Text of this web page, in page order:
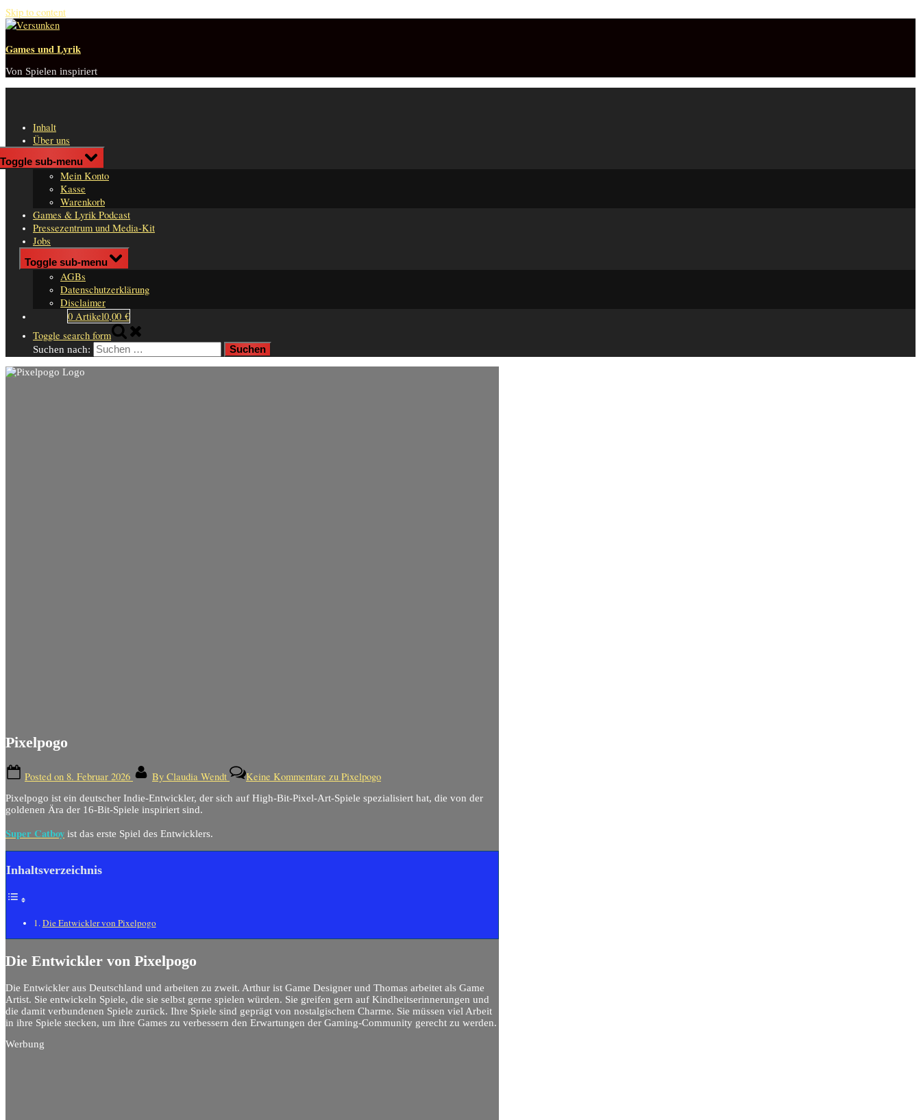
Skip to content
Games und Lyrik
Von Spielen inspiriert
Inhalt
Über uns
Shop
Toggle sub-menu
Mein Konto
Kasse
Warenkorb
Games & Lyrik Podcast
Pressezentrum und Media-Kit
Jobs
Impressum
Toggle sub-menu
AGBs
Datenschutzerklärung
Disclaimer
0 Artikel0,00 €
Toggle search form
Suchen nach:
Pixelpogo
Posted on 8. Februar 2026 By Claudia Wendt Keine Kommentare zu Pixelpogo
Pixelpogo ist ein deutscher Indie-Entwickler, der sich auf High-Bit-Pixel-Art-Spiele spezialisiert hat, die von der
goldenen Ära der 16-Bit-Spiele inspiriert sind.
Super Catboy ist das erste Spiel des Entwicklers.
Inhaltsverzeichnis
Die Entwickler von Pixelpogo
Die Entwickler von Pixelpogo
Die Entwickler aus Deutschland und arbeiten zu zweit. Arthur ist Game Designer und Thomas arbeitet als Game
Artist. Sie entwickeln Spiele, die sie selbst gerne spielen würden. Sie greifen gern auf Kindheitserinnerungen und
die damit verbundenen Spiele zurück. Ihre Spiele sind geprägt von nostalgischem Charme. Sie müssen viel Arbeit
in ihre Spiele stecken, um ihre Games zu verbessern den Erwartungen der Gaming-Community gerecht zu werden.
Werbung